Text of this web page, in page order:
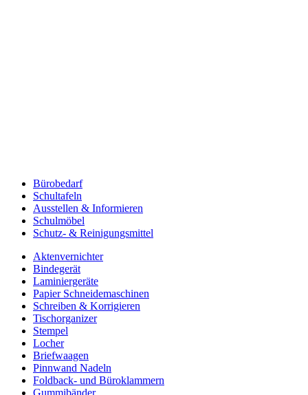
Bürobedarf
Schultafeln
Ausstellen & Informieren
Schulmöbel
Schutz- & Reinigungsmittel
Aktenvernichter
Bindegerät
Laminiergeräte
Papier Schneidemaschinen
Schreiben & Korrigieren
Tischorganizer
Stempel
Locher
Briefwaagen
Pinnwand Nadeln
Foldback- und Büroklammern
Gummibänder